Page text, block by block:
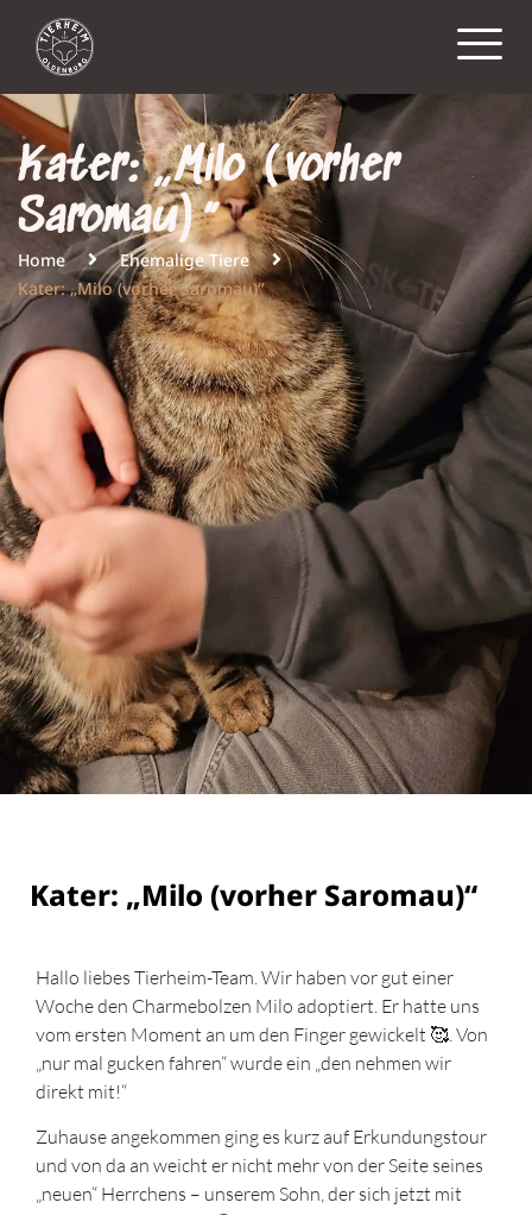
Kater: „Milo (vorher
Saromau)“
Home
Ehemalige Tiere
Kater: „Milo (vorher Saromau)“
Kater: „Milo (vorher Saromau)“
Hallo liebes Tierheim-Team. Wir haben vor gut einer
Woche den Charmebolzen Milo adoptiert. Er hatte uns
vom ersten Moment an um den Finger gewickelt 🥰. Von
„nur mal gucken fahren“ wurde ein „den nehmen wir
direkt mit!“
Zuhause angekommen ging es kurz auf Erkundungstour
und von da an weicht er nicht mehr von der Seite seines
„neuen“ Herrchens – unserem Sohn, der sich jetzt mit